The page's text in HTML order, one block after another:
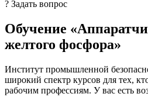
? Задать вопрос
Обучение
желтого фосфора»
Институт промышленной
широкий спектр курсов для тех,
рабочим профессиям. У вас есть